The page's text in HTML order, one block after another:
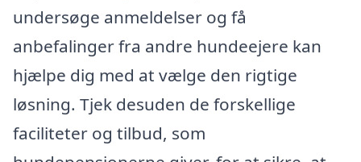
undersøge anmeldelser og få
anbefalinger fra andre hundeejere kan
hjælpe dig med at vælge den rigtige
løsning. Tjek desuden de forskellige
faciliteter og tilbud, som